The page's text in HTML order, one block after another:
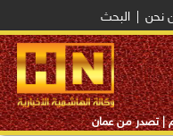
نحن البحث
| تصدر من عمان